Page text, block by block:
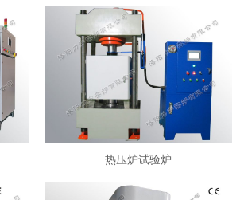
热压炉试验炉